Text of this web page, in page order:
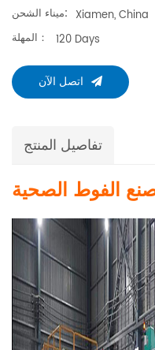
ميناء الشحن: Xiamen, China
المهلة：
120 Days
اتصل الآن
تفاصيل المنتج
الفوط الصحية